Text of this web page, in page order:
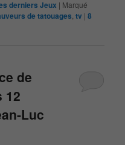
derniers Jeux | Marqué
de tatouages ,tv |8
de
12
Luc